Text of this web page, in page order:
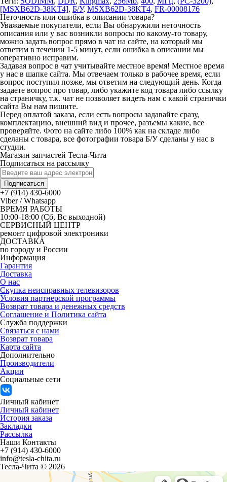
[MSXB62D-38KT4], Б/У, MSXB62D-38KT4, FR-00008176
Неточность или ошибка в описании товара?
Уважаемые покупатели, если Вы обнаружили неточность
описания или у вас возникли вопросы по какому-то товару,
можно задать вопрос прямо в чат на сайте, на который мы
ответим в течении 1-5 минут, если ошибка в описании мы
оперативно исправим.
Задавая вопрос в чат учитывайте местное время! Местное время
у нас в шапке сайта. Мы отвечаем только в рабочее время, если
вопрос поступил позже, мы ответим на следующий день. Когда
задаете вопрос про товар, либо укажите код товара либо ссылку
на страничку, т.к. чат не позволяет видеть нам с какой странички
сайта Вы нам пишите.
Перед оплатой заказа, если есть вопросы задавайте сразу,
комплектацию, внешний вид и прочее, разъемы какие, все
проверяйте. Фото на сайте либо 100% как на складе либо
сделаны с товара, все фотографии товара Б/У сделаны у нас в
студии.
Магазин запчастей Тесла-Чита
Подписаться на рассылку
Подписаться
+7 (914) 430-6000
Viber / Whatsapp
ВРЕМЯ РАБОТЫ
10:00-18:00 (Сб, Вс выходной)
СЕРВИСНЫЙ ЦЕНТР
ремонт цифровой электроники
ДОСТАВКА
по городу и России
Информация
Гарантия
Доставка
О нас
Скупка неисправных телевизоров
Условия партнерской программы
Возврат товара и денежных средств
Соглашение и Политика сайта
Служба поддержки
Связаться с нами
Возврат товара
Карта сайта
Дополнительно
Производители
Акции
Социальные сети
Личный кабинет
Личный кабинет
История заказа
Закладки
Рассылка
Наши Контакты
+7 (914) 430-6000
info@tesla-chita.ru
Тесла-Чита © 2026